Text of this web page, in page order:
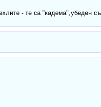
- те са "кадема",убеден